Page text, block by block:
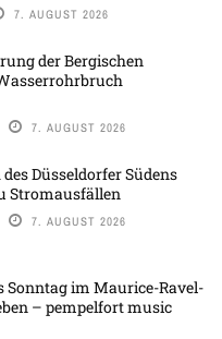
7. AUGUST 2026
der Bergischen
7. AUGUST 2026
Düsseldorfer Südens
Stromausfällen
7. AUGUST 2026
Sonntag im Maurice-Ravel-
– pempelfort music